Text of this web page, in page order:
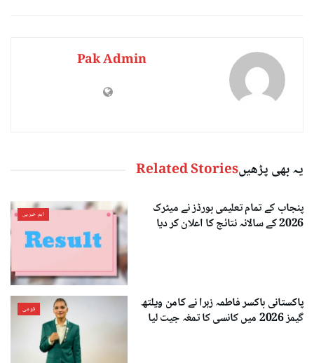
Pak Admin
یہ بھی پڑھیںRelated Stories
اہم خبریں
پنجاب کے تمام تعلیمی بورڈز نے میٹرک
2026 کے سالانہ نتائج کا اعلان کر دیا
قومی
پاکستانی باکسر فاطمہ زہرا نے کامن ویلتھ
گیمز 2026 میں کانسی کا تمغہ جیت لیا